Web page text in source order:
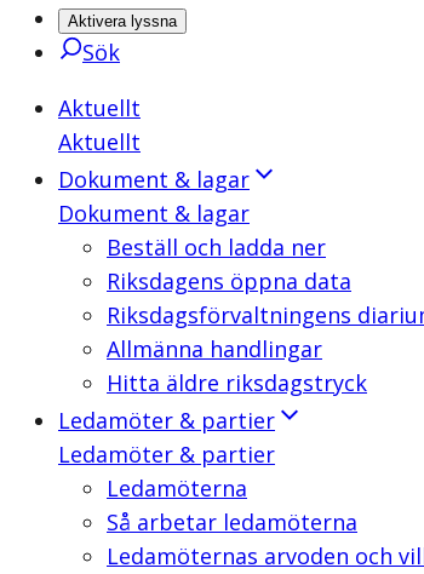
Aktivera lyssna
Sök
Aktuellt
Aktuellt
Dokument & lagar
Dokument & lagar
Beställ och ladda ner
Riksdagens öppna data
Riksdagsförvaltningens
Allmänna handlingar
Hitta äldre riksdagstryck
Ledamöter & partier
Ledamöter & partier
Ledamöterna
Så arbetar ledamöterna
Ledamöternas arvoden och